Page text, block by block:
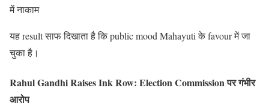
में नाकाम
यह result साफ दिखाता है कि public mood Mahayuti के favour में जा
चुका है।
Rahul Gandhi Raises Ink Row: Election Commission पर गंभीर
आरोप